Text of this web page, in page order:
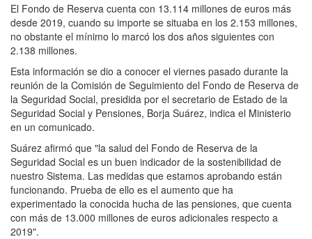
El Fondo de Reserva cuenta con 13.114 millones de euros más
desde 2019, cuando su importe se situaba en los 2.153 millones,
no obstante el mínimo lo marcó los dos años siguientes con
2.138 millones.
Esta información se dio a conocer el viernes pasado durante la
reunión de la Comisión de Seguimiento del Fondo de Reserva de
la Seguridad Social, presidida por el secretario de Estado de la
Seguridad Social y Pensiones, Borja Suárez, indica el Ministerio
en un comunicado.
Suárez afirmó que "la salud del Fondo de Reserva de la
Seguridad Social es un buen indicador de la sostenibilidad de
nuestro Sistema. Las medidas que estamos aprobando están
funcionando. Prueba de ello es el aumento que ha
experimentado la conocida hucha de las pensiones, que cuenta
con más de 13.000 millones de euros adicionales respecto a
2019".